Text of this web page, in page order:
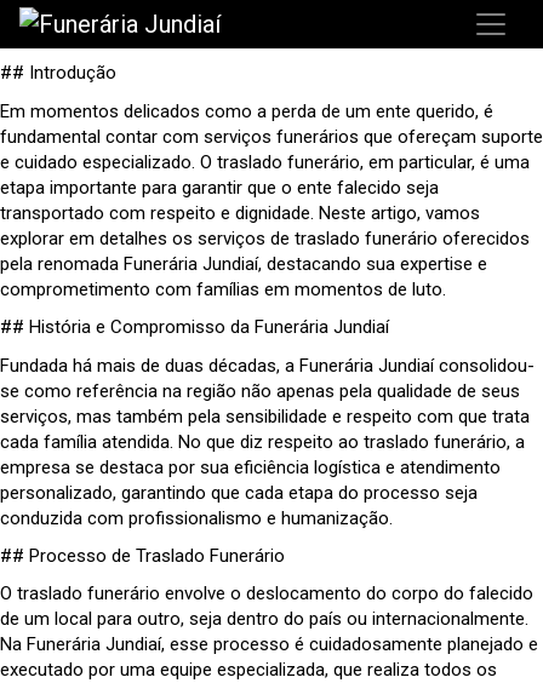
## Introdução
Em momentos delicados como a perda de um ente querido, é
fundamental contar com serviços funerários que ofereçam suporte
e cuidado especializado. O traslado funerário, em particular, é uma
etapa importante para garantir que o ente falecido seja
transportado com respeito e dignidade. Neste artigo, vamos
explorar em detalhes os serviços de traslado funerário oferecidos
pela renomada Funerária Jundiaí, destacando sua expertise e
comprometimento com famílias em momentos de luto.
## História e Compromisso da Funerária Jundiaí
Fundada há mais de duas décadas, a Funerária Jundiaí consolidou-
se como referência na região não apenas pela qualidade de seus
serviços, mas também pela sensibilidade e respeito com que trata
cada família atendida. No que diz respeito ao traslado funerário, a
empresa se destaca por sua eficiência logística e atendimento
personalizado, garantindo que cada etapa do processo seja
conduzida com profissionalismo e humanização.
## Processo de Traslado Funerário
O traslado funerário envolve o deslocamento do corpo do falecido
de um local para outro, seja dentro do país ou internacionalmente.
Na Funerária Jundiaí, esse processo é cuidadosamente planejado e
executado por uma equipe especializada, que realiza todos os